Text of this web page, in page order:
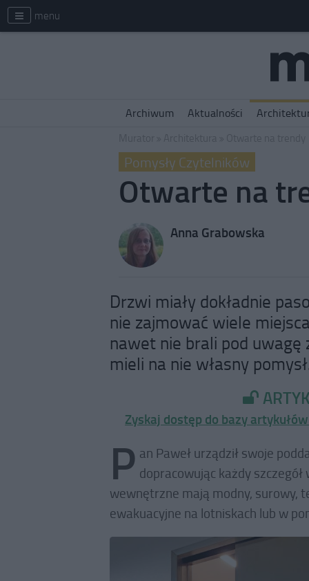
menu
Archiwum Aktualności
Pomysły Czytelników
Otwarte na
Anna Grabowska
Drzwi miały dokładnie
nie zajmować wiele
nawet nie brali pod uwagę
mieli na nie własny
Zyskaj dostęp do bazy
P an Paweł urządził swoje
dopracowując każdy
wewnętrzne mają modny, surowy,
ewakuacyjne na lotniskach lub w